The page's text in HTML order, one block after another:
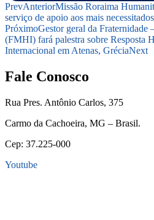
PrevAnteriorMissão Roraima
serviço de apoio aos mais necessitados
PróximoGestor geral da Fraternidade
(FMHI) fará palestra sobre Resposta
Internacional em Atenas, GréciaNext
Fale Conosco
Rua Pres. Antônio Carlos, 375
Carmo da Cachoeira, MG – Brasil.
Cep: 37.225-000
Youtube